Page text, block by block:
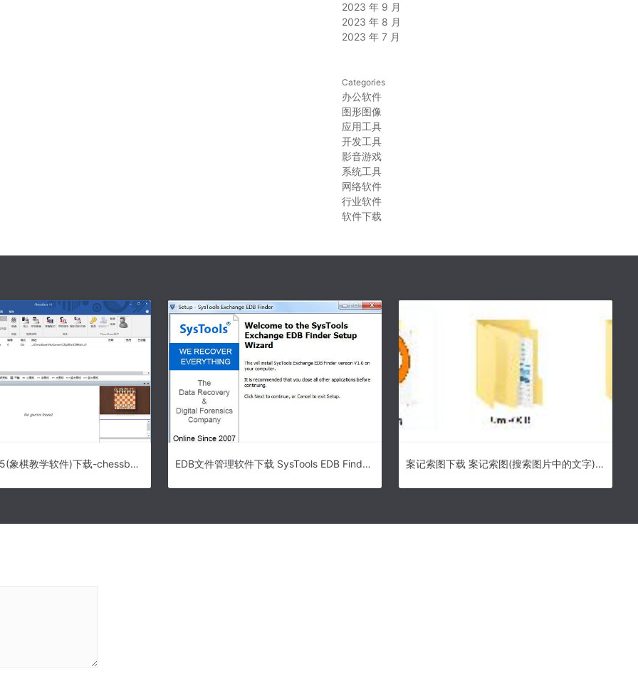
2023 年 9 月
2023 年 8 月
2023 年 7 月
Categories
办公软件
图形图像
应用工具
开发工具
影音游戏
系统工具
网络软件
行业软件
软件下载
chessbase15(象棋教学软件)下载-chessbase15中文版下载 EDB文件管理软件下载 SysTools EDB Finder(文件管理)V1.0 英文安装版 案记索图下载 案记索图(搜索图片中的文字) v0.1 中文绿色完整免费版